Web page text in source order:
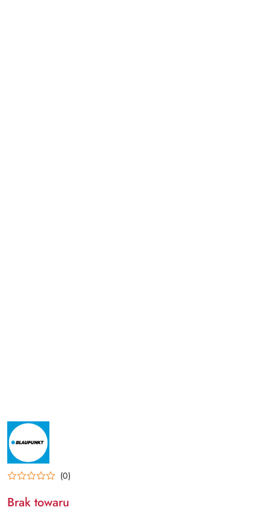
NAZWA
PRODUCENTA:
BLAUPUNKT
(0)
Brak towaru